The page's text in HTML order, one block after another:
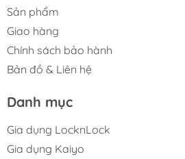
Sản phẩm
Giao hàng
Chính sách bảo hành
Bản đồ & Liên hệ
Danh mục
Gia dụng LocknLock
Gia dụng Kaiyo